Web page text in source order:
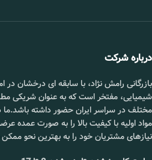
درباره شرکت
بازرگانی رامش نژاد، با سابقه ای درخشان در
شیمیایی، مفتخر است که به عنوان شریکی
مختلف در سراسر ایران حضور داشته
مواد اولیه با کیفیت بالا را به صورت عمده
نیازهای مشتریان خود را به بهترین نحو ممکن